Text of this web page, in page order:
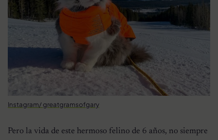
Instagram/ greatgramsofgary
Pero la vida de este hermoso felino de 6 años, no siempre